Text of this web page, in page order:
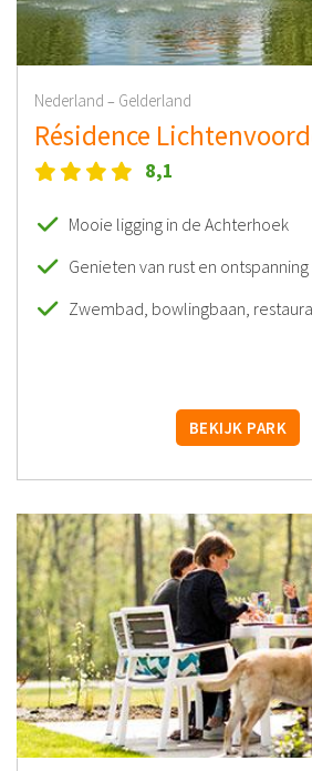
Nederland – Gelderland
Résidence
8,1
Mooie ligging in de Achterhoek
Genieten van rust en ontspanning
Zwembad, bowlingbaan,
BEKIJK PARK